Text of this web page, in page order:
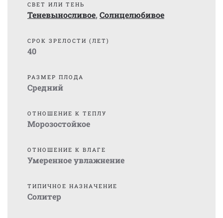
СВЕТ ИЛИ ТЕНЬ
Теневыносливое, Солнцелюбивое
СРОК ЗРЕЛОСТИ (ЛЕТ)
40
РАЗМЕР ПЛОДА
Средний
ОТНОШЕНИЕ К ТЕПЛУ
Морозостойкое
ОТНОШЕНИЕ К ВЛАГЕ
Умеренное увлажнение
ТИПИЧНОЕ НАЗНАЧЕНИЕ
Солитер